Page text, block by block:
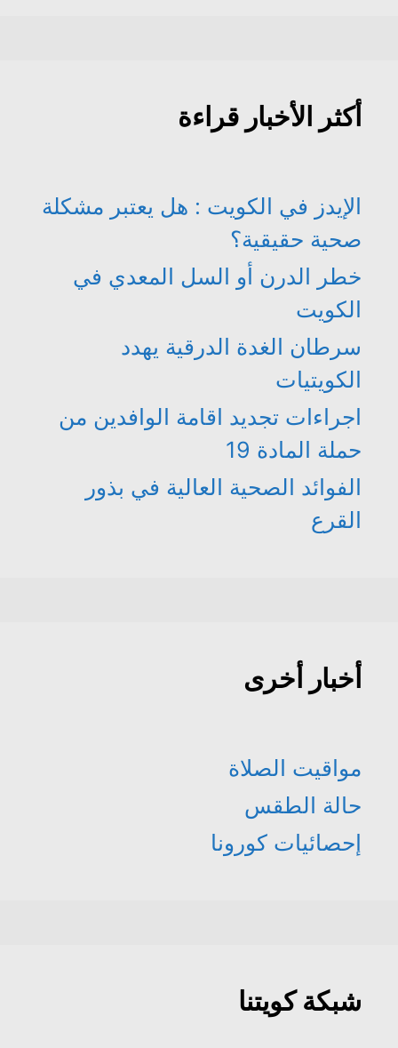
أكثر الأخبار قراءة
الإيدز في الكويت : هل يعتبر مشكلة
صحية حقيقية؟
خطر الدرن أو السل المعدي في
الكويت
سرطان الغدة الدرقية يهدد
الكويتيات
اجراءات تجديد اقامة الوافدين من
حملة المادة 19
الفوائد الصحية العالية في بذور
القرع
أخبار أخرى
مواقيت الصلاة
حالة الطقس
إحصائيات كورونا
شبكة كويتنا